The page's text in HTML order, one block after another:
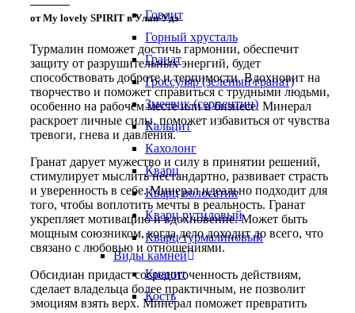
Говлит
Горный хрусталь
Гранат
Гроссуляр (зеленый гранат)
Змеевик (серпентин)
Кальцит
Кахолонг
Кварц
Кварц волосатик
Кварц рутиловый
Кварц турмалиновый
Виды камней
Кианит
Кость
от My lovely SPIRIT в Улан-Удэ
Турмалин поможет достичь гармонии, обеспечит
защиту от разрушительных энергий, будет
способствовать доброте и терпимости. Вдохновит на
творчество и поможет справиться с трудными людьми,
особенно на рабочем месте или в бизнесе. Минерал
раскроет личные силы, поможет избавиться от чувства
тревоги, гнева и давления.
Гранат дарует мужество и силу в принятии решений,
стимулирует мыслить нестандартно, развивает страсть
и уверенность в себе. Минерал идеально подходит для
того, чтобы воплотить мечты в реальность. Гранат
укрепляет мотивацию и вдохновение. Может быть
мощным союзником, когда дело доходит до всего, что
связано с любовью и отношениями.
Обсидиан придаст сосредоточенность действиям,
сделает владельца более практичным, не позволит
эмоциям взять верх. Минерал поможет превратить